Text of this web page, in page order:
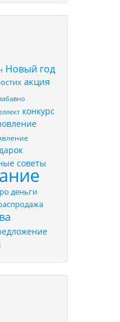
Новый год
акция
конкурс
советы
деньги